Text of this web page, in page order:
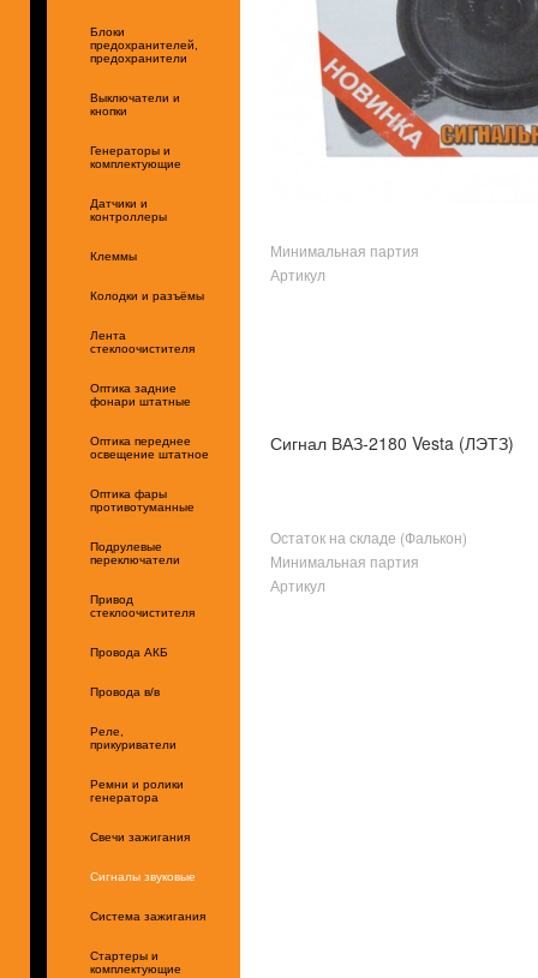
Блоки
предохранителей,
предохранители
Выключатели и
кнопки
Генераторы и
комплектующие
Датчики и
контроллеры
Клеммы
Колодки и разъёмы
Лента
стеклоочистителя
Оптика задние
фонари штатные
Оптика переднее
освещение штатное
Оптика фары
противотуманные
Подрулевые
переключатели
Привод
стеклоочистителя
Провода АКБ
Провода в/в
Реле,
прикуриватели
Ремни и ролики
генератора
Свечи зажигания
Сигналы звуковые
Система зажигания
Стартеры и
комплектующие
Минимальная партия
Артикул
Сигнал ВАЗ-2180 Vesta (ЛЭТЗ)
Остаток на складе (Фалькон)
Минимальная партия
Артикул